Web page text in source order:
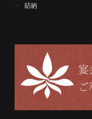
結納